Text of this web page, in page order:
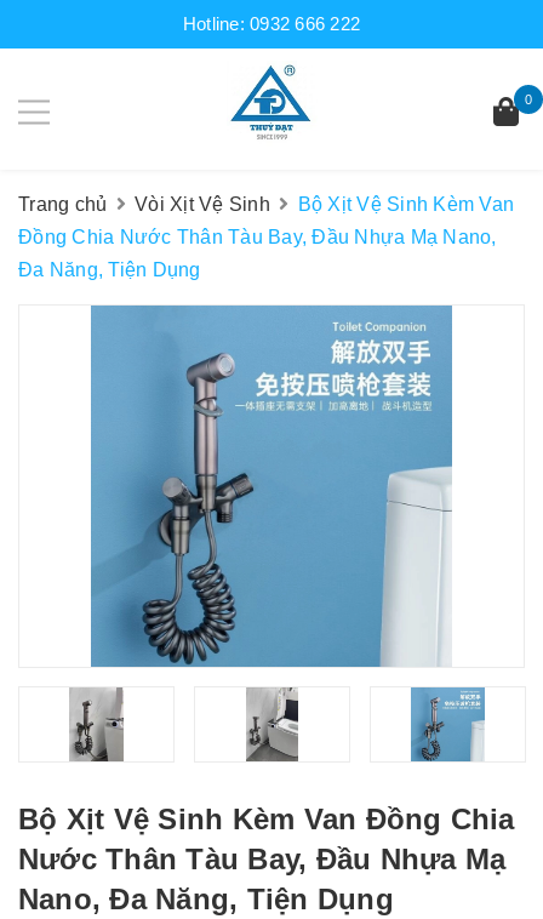
Hotline:0932 666 222
0
Trang chủ Vòi Xịt Vệ Sinh
Bộ Xịt Vệ Sinh Kèm Van
Đồng Chia Nước Thân Tàu Bay, Đầu Nhựa Mạ Nano,
Đa Năng, Tiện Dụng
Bộ Xịt Vệ Sinh Kèm Van Đồng Chia
Nước Thân Tàu Bay, Đầu Nhựa Mạ
Nano, Đa Năng, Tiện Dụng